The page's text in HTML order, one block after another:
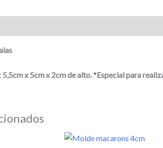
x 5cm x 2cm de alto. *Especial para